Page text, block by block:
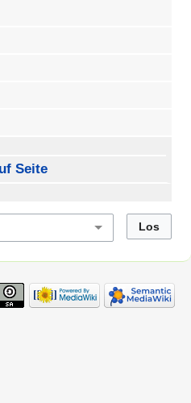
Seite